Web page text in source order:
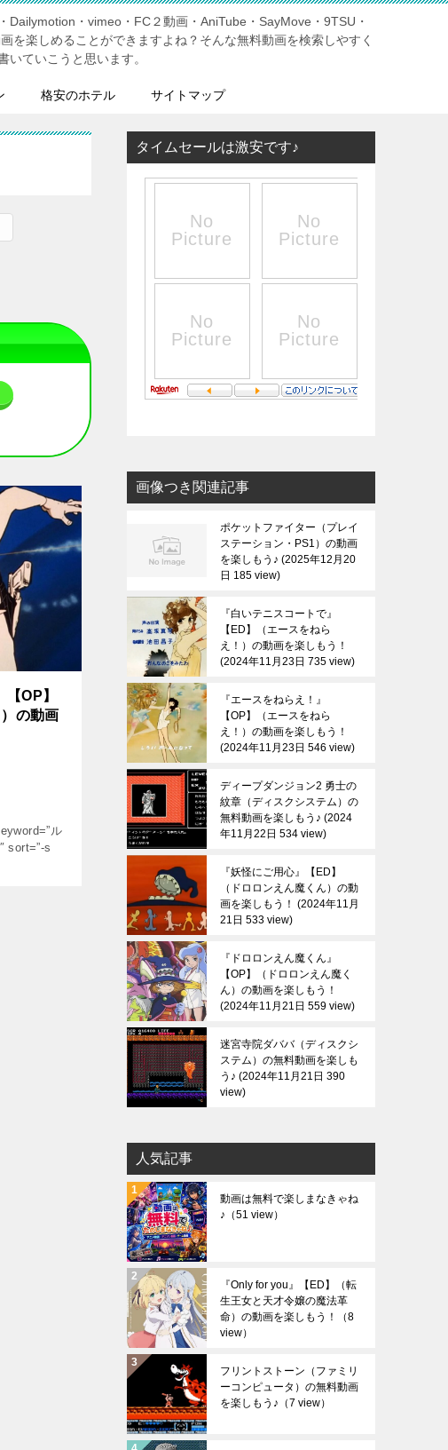
Dailymotion・vimeo・FC２動画・AniTube・SayMove・9TSU・
を楽しめることができますよね？そんな無料動画を検索しやすく
いていこうと思います。
格安のホテル サイトマップ
【OP】
の動画
ル
sort=”-s
タイムセールは激安です♪
画像つき関連記事
ポケットファイター（プレイ
ステーション・PS1）の動画
を楽しもう♪ 2025年12月20
日 185 view
『白いテニスコートで』
【ED】（エースをねら
え！）の動画を楽しもう！
2024年11月23日 735 view
『エースをねらえ！』
【OP】（エースをねら
え！）の動画を楽しもう！
2024年11月23日 546 view
ディープダンジョン2 勇士の
紋章（ディスクシステム）の
無料動画を楽しもう♪ 2024
年11月22日 534 view
『妖怪にご用心』【ED】
（ドロロンえん魔くん）の動
画を楽しもう！
2024年11月
21日 533 view
『ドロロンえん魔くん』
【OP】（ドロロンえん魔く
ん）の動画を楽しもう！
2024年11月21日 559 view
迷宮寺院ダババ（ディスクシ
ステム）の無料動画を楽しも
う♪ 2024年11月21日 390
view
人気記事
動画は無料で楽しまなきゃね
♪ （51 view）
『Only for you』【ED】（転
生王女と天才令嬢の魔法革
命）の動画を楽しもう！
（8
view）
フリントストーン（ファミリ
ーコンピュータ）の無料動画
を楽しもう♪ （7 view）